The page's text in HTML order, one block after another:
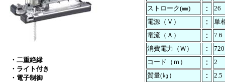
・二重絶縁
・ライト付き
・電子制御
ストローク(㎜) ：
26
電源（Ｖ）
：
単
電流（Ａ）
：
7.6
消費電力（Ｗ）
：
720
コード（ｍ）
：
2
質量(㎏）
： 2.5